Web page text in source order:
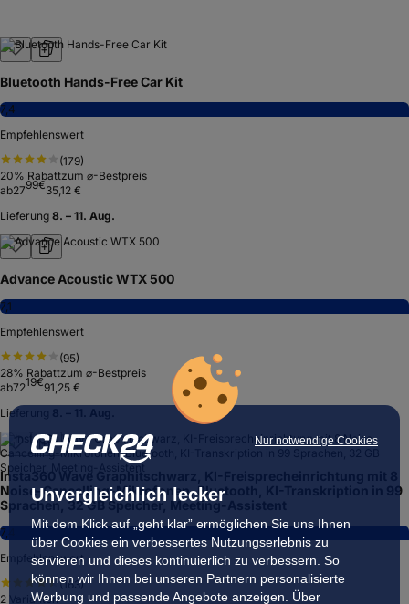
Nur notwendige Cookies
Unvergleichlich lecker
Mit dem Klick auf „geht klar” ermöglichen Sie uns Ihnen
über Cookies ein verbessertes Nutzungserlebnis zu
servieren und dieses kontinuierlich zu verbessern. So
können wir Ihnen bei unseren Partnern personalisierte
Werbung und passende Angebote anzeigen. Über
Bluetooth Hands-Free Car Kit
7,4
Empfehlenswert
(179)
20% Rabattzum ⌀-Bestpreis
ab2799€35,12 €
Lieferung 8. – 11. Aug.
Advance Acoustic WTX 500
7,1
Empfehlenswert
(95)
28% Rabattzum ⌀-Bestpreis
ab7219€91,25 €
Lieferung
Insta360 Wave Graphitschwarz, KI-Freisprecheinrichtung mit 8
Noise-Cancelling-Mikrofonen, Bluetooth, KI-Transkription in 99
Sprachen, 32 GB Speicher, Meeting-Assistent
7,4
Empfehlenswert
(163)
2 Varianten